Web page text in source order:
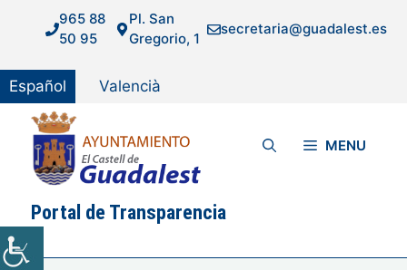
965 88
50 95
Pl. San
Gregorio, 1
secretaria@guadalest.es
Español Valencià
MENU
Portal de Transparencia